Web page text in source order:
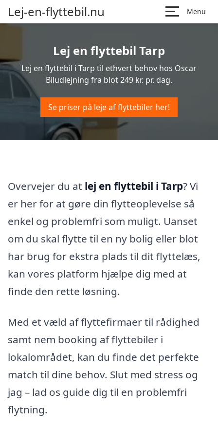
Lej-en-flyttebil.nu Menu
Lej en flyttebil Tarp
Lej en flyttebil i Tarp til ethvert behov hos Oscar
Biludlejning fra blot 249 kr. pr. dag.
Se priser på leje af flyttebiler her!
Overvejer du at lej en flyttebil i Tarp? Vi
er her for at gøre din flytteoplevelse så
enkel og problemfri som muligt. Uanset
om du skal flytte til en ny bolig eller blot
har brug for ekstra plads til dit flyttelæs,
kan vores platform hjælpe dig med at
finde den rette løsning.
Med et væld af flyttefirmaer til rådighed
samt nem booking af flyttebiler i
lokalområdet, kan du finde det perfekte
match til dine behov. Slut med stress og
jag – lad os guide dig til en problemfri
flytning.